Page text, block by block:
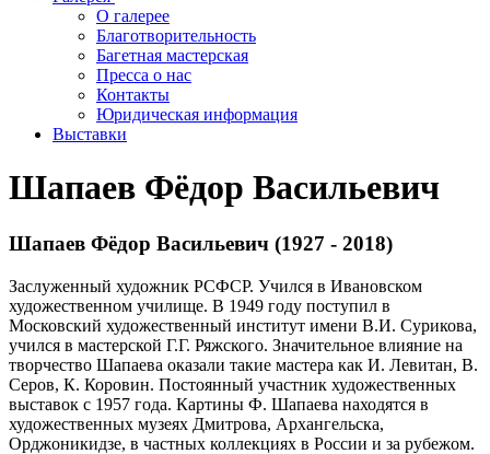
О галерее
Благотворительность
Багетная мастерская
Пресса о нас
Контакты
Юридическая информация
Выставки
Шапаев Фёдор Васильевич
Шапаев Фёдор Васильевич (1927 - 2018)
Заслуженный художник РСФСР. Учился в Ивановском
художественном училище. В 1949 году поступил в
Московский художественный институт имени В.И. Сурикова,
учился в мастерской Г.Г. Ряжского. Значительное влияние на
творчество Шапаева оказали такие мастера как И. Левитан, В.
Серов, К. Коровин. Постоянный участник художественных
выставок с 1957 года. Картины Ф. Шапаева находятся в
художественных музеях Дмитрова, Архангельска,
Орджоникидзе, в частных коллекциях в России и за рубежом.